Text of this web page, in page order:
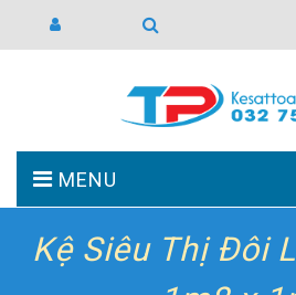
MENU
TRANG CHỦ GIỚI
Kệ Siêu Thị Đôi